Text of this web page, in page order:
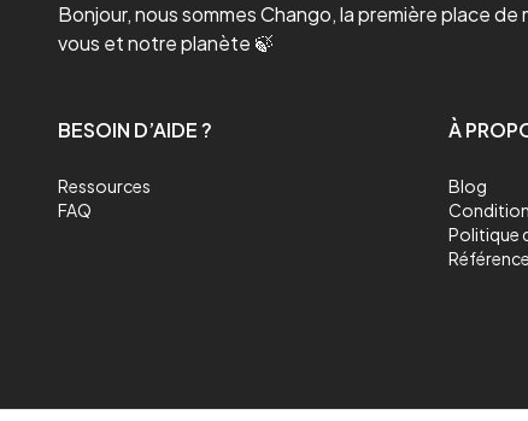
Bonjour, nous sommes Chango, la première place
vous et notre planète 🍃
BESOIN D’AIDE ?
Ressources
FAQ
À
Blog
Politique